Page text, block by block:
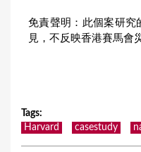
免責聲明：此個案研究
見，不反映香港賽馬會
Tags:
Harvard
casestudy